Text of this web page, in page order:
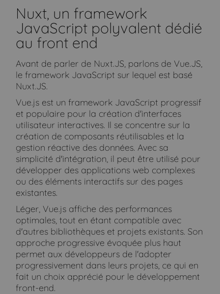
Nuxt, un framework
JavaScript polyvalent dédié
au front end
Avant de parler de Nuxt.JS, parlons de Vue.JS,
le framework JavaScript sur lequel est basé
Nuxt.JS.
Vue.js est un framework JavaScript progressif
et populaire pour la création d'interfaces
utilisateur interactives. Il se concentre sur la
création de composants réutilisables et la
gestion réactive des données. Avec sa
simplicité d'intégration, il peut être utilisé pour
développer des applications web complexes
ou des éléments interactifs sur des pages
existantes.
Léger, Vue.js affiche des performances
optimales, tout en étant compatible avec
d'autres bibliothèques et projets existants. Son
approche progressive évoquée plus haut
permet aux développeurs de l'adopter
progressivement dans leurs projets, ce qui en
fait un choix apprécié pour le développement
front-end.